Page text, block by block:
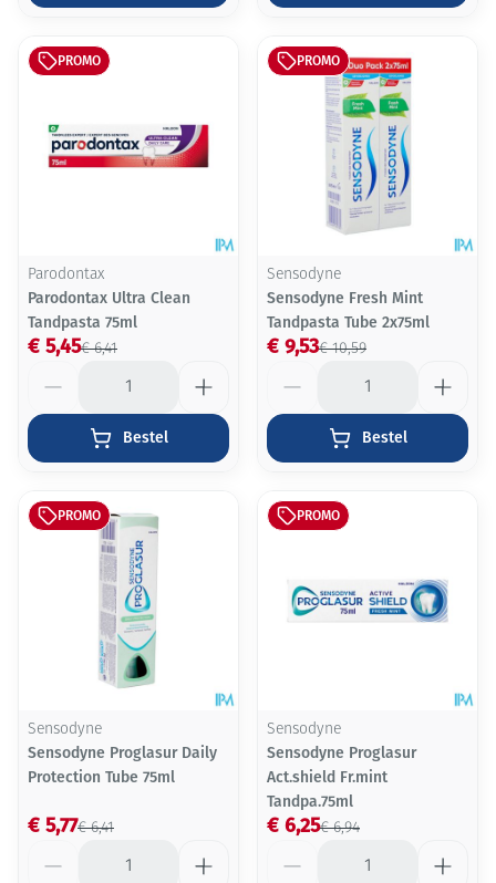
PROMO
Parodontax
Parodontax Ultra Clean
Tandpasta 75ml
€ 6,41
€ 5,45
Bestel
PROMO
Sensodyne
Sensodyne Fresh Mint
Tandpasta Tube 2x75ml
€ 10,59
€ 9,53
Bestel
PROMO
Sensodyne
Sensodyne Proglasur Daily
Protection Tube 75ml
€ 6,41
€ 5,77
PROMO
Sensodyne
Sensodyne Proglasur
Act.shield Fr.mint
Tandpa.75ml
€ 6,94
€ 6,25